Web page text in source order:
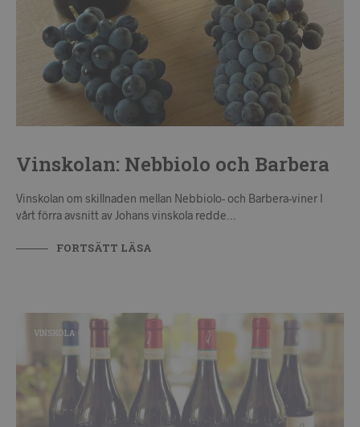
Vinskolan: Nebbiolo och Barbera
Vinskolan om skillnaden mellan Nebbiolo- och Barbera-viner I
vårt förra avsnitt av Johans vinskola redde…
FORTSÄTT LÄSA
VINSKOLA